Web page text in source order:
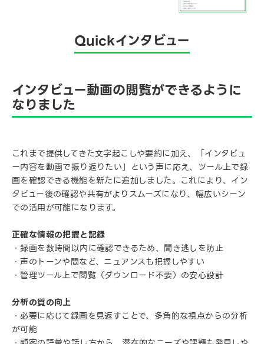
Quickインタビュー
インタビュー動画の閲覧ができるように
なりました
これまで提供してきた文字起こしや要約に加え、「インタビュ
ー内容を動画で振り返りたい」という声に応え、ツール上で録
画を確認できる機能を新たに追加しました。これにより、イン
タビュー後の確認や共有がよりスムーズになり、幅広いシーン
での活用が可能になります。
正確な情報の把握と記録
・録画を数時間以内に確認できるため、聞き逃しを防止
・声のトーンや間など、ニュアンスも把握しやすい
・管理ツール上で閲覧（ダウンロード不要）の安心設計
分析の質の向上
・必要に応じて録画を見返すことで、多角的な視点からの分析
が可能